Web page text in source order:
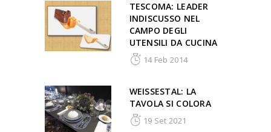
TESCOMA: LEADER
INDISCUSSO NEL
CAMPO DEGLI
UTENSILI DA CUCINA
14 Feb 2014
WEISSESTAL: LA
TAVOLA SI COLORA
19 Set 2021